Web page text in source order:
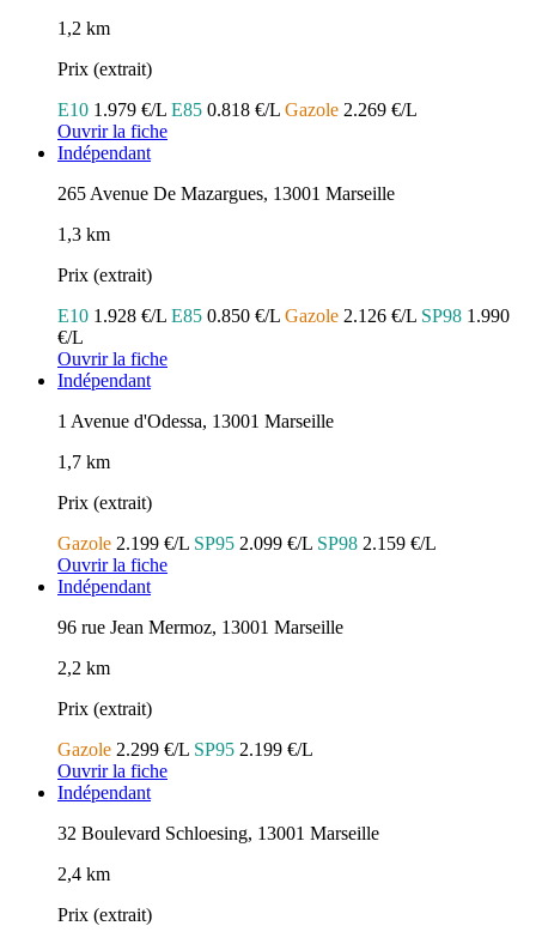
1,2 km
Prix (extrait)
E10 1.979 €/L E85 0.818 €/L Gazole 2.269 €/L
Ouvrir la fiche
Indépendant
265 Avenue De Mazargues, 13001 Marseille
1,3 km
Prix (extrait)
E10 1.928 €/L E85 0.850 €/L Gazole 2.126 €/L SP98 1.990
€/L
Ouvrir la fiche
Indépendant
1 Avenue d'Odessa, 13001 Marseille
1,7 km
Prix (extrait)
Gazole 2.199 €/L SP95 2.099 €/L SP98 2.159 €/L
Ouvrir la fiche
Indépendant
96 rue Jean Mermoz, 13001 Marseille
2,2 km
Prix (extrait)
Gazole 2.299 €/L SP95 2.199 €/L
Ouvrir la fiche
Indépendant
32 Boulevard Schloesing, 13001 Marseille
2,4 km
Prix (extrait)